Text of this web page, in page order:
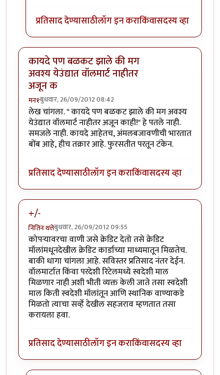
प्रतिसाद देण्यासाठीलॉग इन कराकिंवासदस्य व्हा
कायदे पण बळकट झाले की मग
अवश्य येउंद्यात वॉलमार्ट नाहीतर
अजून क
मन१बुधवार, 26/09/2012 08:42
लेख चांगला. " कायदे पण बळकट झाले की मग अवश्य
येउंद्यात वॉलमार्ट नाहीतर अजून काही!" हे पतले नाही.
समजले नाही. कायदे आहेतच, अंमलबजावणीची भारतात
बोंब आहे, हीच तक्रार आहे. फुरसतीत परतून टंकेन.
प्रतिसाद देण्यासाठीलॉग इन कराकिंवासदस्य व्हा
+/-
नितिन थत्तेबुधवार, 26/09/2012 09:55
कोपर्‍यावरचा वाणी जसे क्रेडिट देतो तसे क्रेडिट
मॉलांमधूनदेखील क्रेडिट कार्डाच्या माध्यमातून मिळतेच.
बाकी धागा चांगला आहे. सविस्तर प्रतिसाद नंतर देईन.
वॉलमार्टात किंवा परदेशी रिटेलमध्ये स्वदेशी माल
मिळणार नाही अशी भीती व्यक्त केली जाते तसा स्वदेशी
माल किती स्वदेशी मॉलांतून आणि स्थानिक वाण्याकडे
मिळतो त्याचा सर्व्हे देखील सहजराव म्हणतात तसा
करायला हवा.
प्रतिसाद देण्यासाठीलॉग इन कराकिंवासदस्य व्हा